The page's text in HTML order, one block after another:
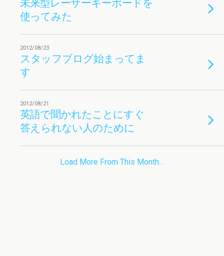
使ってみた
2012/08/23
スタッフブログ始まってま
す
2012/08/21
英語で聞かれたことにすぐ
答えられない人のために
Load More From This Month…